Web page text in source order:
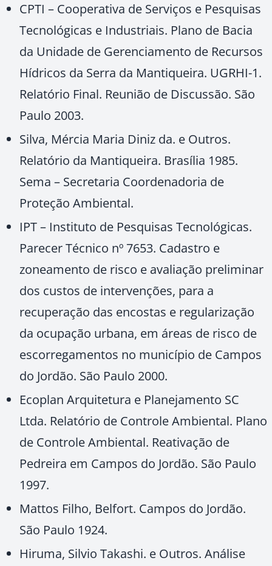
CPTI – Cooperativa de Serviços e Pesquisas
Tecnológicas e Industriais. Plano de Bacia
da Unidade de Gerenciamento de Recursos
Hídricos da Serra da Mantiqueira. UGRHI-1.
Relatório Final. Reunião de Discussão. São
Paulo 2003.
Silva, Mércia Maria Diniz da. e Outros.
Relatório da Mantiqueira. Brasília 1985.
Sema – Secretaria Coordenadoria de
Proteção Ambiental.
IPT – Instituto de Pesquisas Tecnológicas.
Parecer Técnico nº 7653. Cadastro e
zoneamento de risco e avaliação preliminar
dos custos de intervenções, para a
recuperação das encostas e regularização
da ocupação urbana, em áreas de risco de
escorregamentos no município de Campos
do Jordão. São Paulo 2000.
Ecoplan Arquitetura e Planejamento SC
Ltda. Relatório de Controle Ambiental. Plano
de Controle Ambiental. Reativação de
Pedreira em Campos do Jordão. São Paulo
1997.
Mattos Filho, Belfort. Campos do Jordão.
São Paulo 1924.
Hiruma, Silvio Takashi. e Outros. Análise